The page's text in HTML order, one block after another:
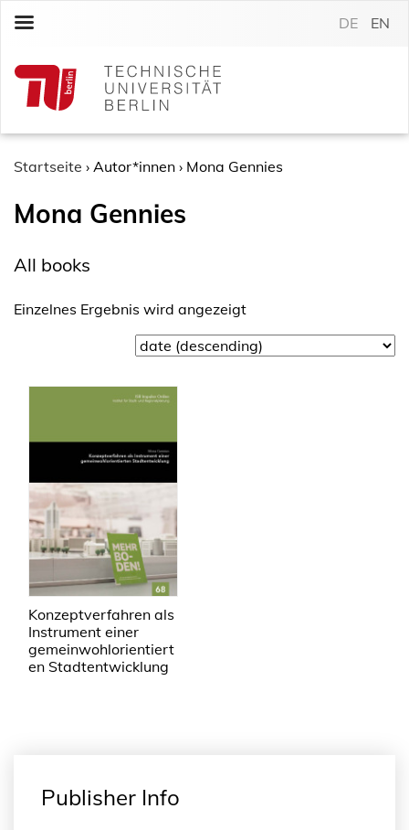
c
DE EN
Startseite › Autor*innen › Mona Gennies
Mona Gennies
All books
Einzelnes Ergebnis wird angezeigt
Konzeptverfahren als
Instrument einer
gemeinwohlorientiert
en Stadtentwicklung
Publisher Info